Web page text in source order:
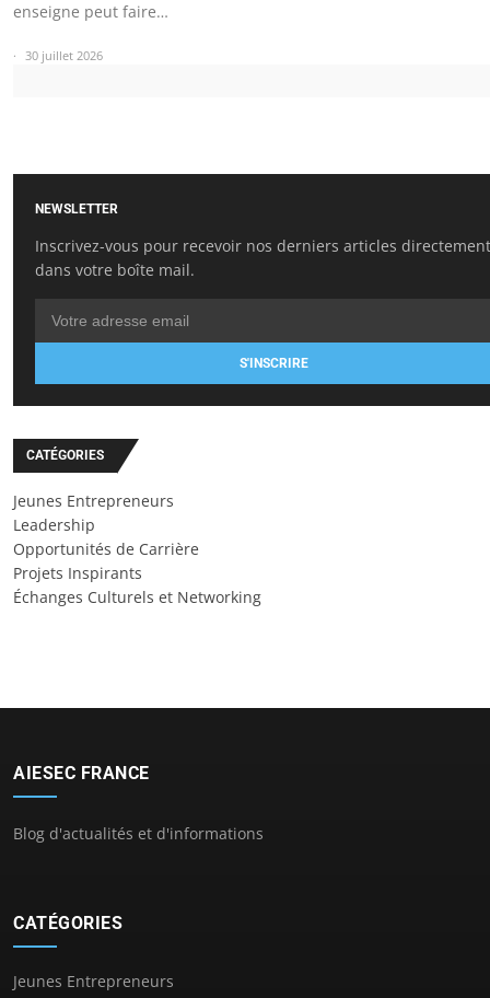
enseigne peut faire…
30 juillet 2026
NEWSLETTER
Inscrivez-vous pour recevoir nos derniers articles directement
dans votre boîte mail.
S'INSCRIRE
CATÉGORIES
Jeunes Entrepreneurs
Leadership
Opportunités de Carrière
Projets Inspirants
Échanges Culturels et Networking
AIESEC FRANCE
Blog d'actualités et d'informations
CATÉGORIES
Jeunes Entrepreneurs